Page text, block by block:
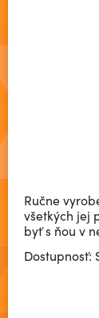
Ručne
všetkých jej
byť s ňou v
Dostupnosť: